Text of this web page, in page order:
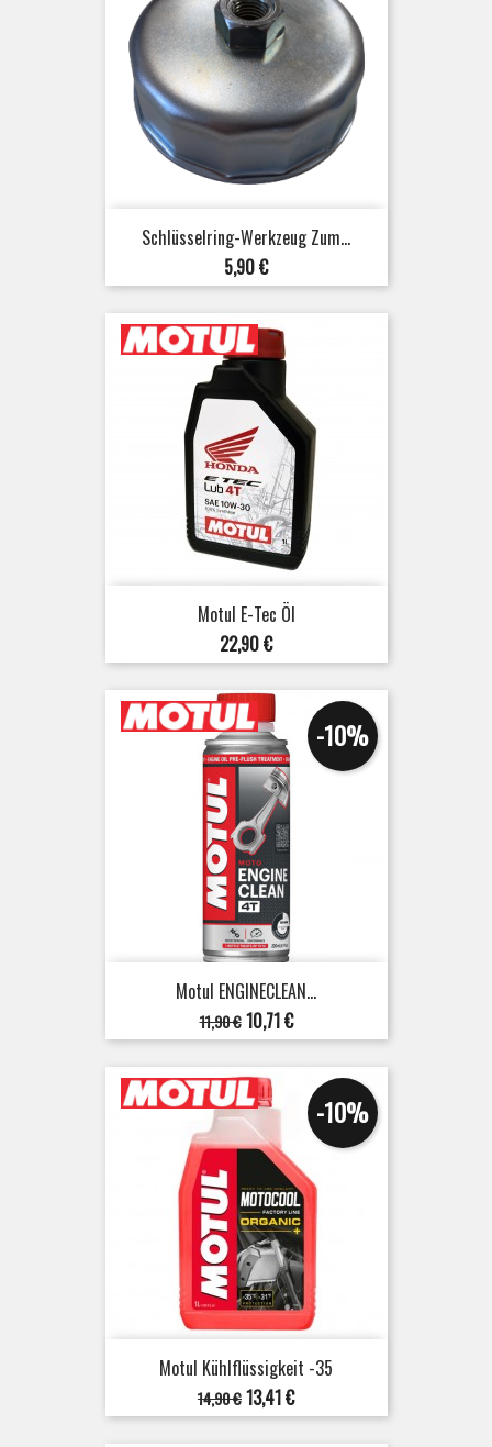
Schlüsselring-Werkzeug Zum...
Preis
5,90 €
Motul E-Tec Öl
Preis
22,90 €
Motul ENGINECLEAN...
Verkaufspreis
11,90 €
-10%
Preis
10,71 €
Motul Kühlflüssigkeit -35
Verkaufspreis
14,90 €
-10%
Preis
13,41 €